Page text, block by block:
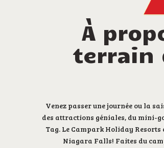
À
terrain
Venez passer une journée ou la
des attractions géniales, du mini-
Tag. Le Campark Holiday
Niagara Falls! Faites du